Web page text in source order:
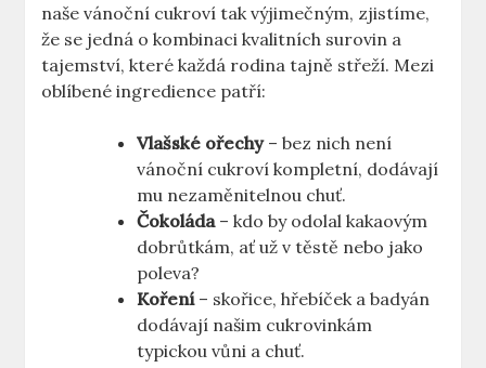
naše vánoční cukroví tak výjimečným, zjistíme,
že se jedná o kombinaci kvalitních surovin a
tajemství, které každá rodina tajně střeží. Mezi
oblíbené ingredience patří:
Vlašské ořechy– bez nich není
vánoční cukroví kompletní, dodávají
mu nezaměnitelnou chuť.
Čokoláda– kdo by odolal kakaovým
dobrůtkám, ať už v těstě nebo jako
poleva?
Koření– skořice, hřebíček a badyán
dodávají našim cukrovinkám
typickou vůni a chuť.